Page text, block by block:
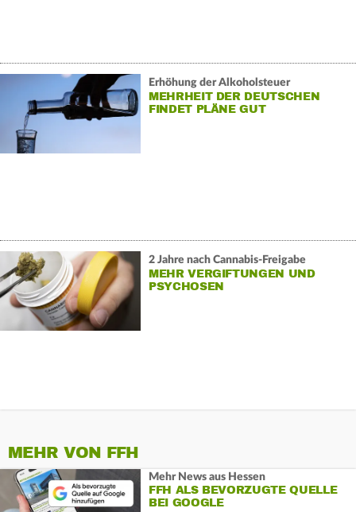
Erhöhung der Alkoholsteuer
MEHRHEIT DER DEUTSCHEN
FINDET PLÄNE GUT
2 Jahre nach Cannabis-Freigabe
MEHR VERGIFTUNGEN UND
PSYCHOSEN
MEHR VON FFH
Mehr News aus Hessen
FFH ALS BEVORZUGTE QUELLE
BEI GOOGLE